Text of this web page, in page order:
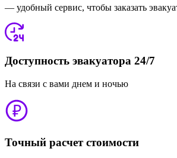
— удобный сервис, чтобы заказать
Доступность эвакуатора 24/7
На связи с вами днем и ночью
Точный расчет стоимости